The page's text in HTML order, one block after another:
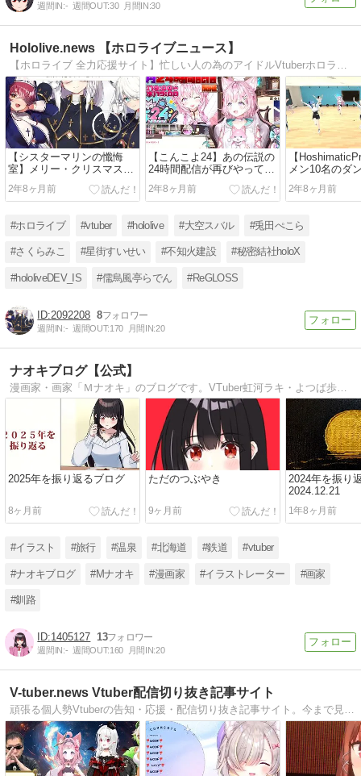
週間IN:- 週間OUT:30 月間IN:30
Hololive.news 【ホロライブニュース】
【ホロライブ 全力応援サイト】忙しい人の為のアイドルVtuberホロライブ配信切り抜き記事サイトです。記事6,000ページ以上、スクショ65,000枚以上、動画紹介は1万本以上あります。ウザい広告表示一切ありません。
【シスターマリンの懺悔
室】メリー・クリスマス！
年に一度の懺悔の日！！
【宝鐘マリン/白上フブキ/
DEV_IS ReGLLOS】
2年8ヶ月前
【こんこよ24】あの伝説の
24時間配信が再びやってく
る！！【博衣こより/ホロラ
イブ】
2年8ヶ月前
【
メン10名のダ
ン！【ときの
せい/アキ・ロ
より/風真いろ
2年8ヶ月前
#ホロライブ #vtuber #hololive #大空スバル #兎田ぺこら
#さくらみこ #星街すいせい #不知火建設 #秘密結社holoX
#hololiveDEV_IS #儒烏風亭らでん #ReGLOSS
2092208 8
週間IN:- 週間OUT:170 月間IN:20
ナオキブログ【公式】
2025年を振り返るブログ
8ヶ月前
ただのつぶやき
9ヶ月前
2024年を振り
2024.12.21
1年8ヶ月前
#イラスト #旅行 #温泉 #北海道 #鉄道 #vtuber
#ナオキブログ #Mナオキ #漫画家 #イラストレーター #画家
#釧路
1405127 13
週間IN:- 週間OUT:160 月間IN:20
V-tuber.news Vtuber配信切り抜き記事サイト